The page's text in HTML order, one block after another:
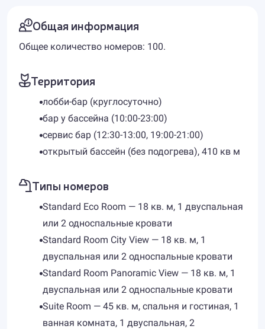
Общая информация
Общее количество номеров: 100.
Территория
лобби-бар (круглосуточно)
бар у бассейна (10:00-23:00)
сервис бар (12:30-13:00, 19:00-21:00)
открытый бассейн (без подогрева), 410 кв м
Типы номеров
Standard Eco Room — 18 кв. м, 1 двуспальная
или 2 односпальные кровати
Standard Room City View — 18 кв. м, 1
двуспальная или 2 односпальные кровати
Standard Room Panoramic View — 18 кв. м, 1
двуспальная или 2 односпальные кровати
Suite Room — 45 кв. м, спальня и гостиная, 1
ванная комната, 1 двуспальная, 2